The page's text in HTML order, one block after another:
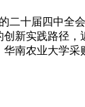
二十届四中全
新实践路径，
华南农业大学采